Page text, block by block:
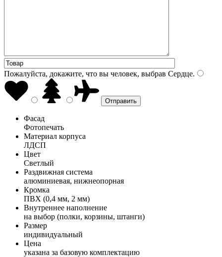
Пожалуйста, докажите, что вы человек, выбрав Сердце.
Фасад
Фотопечать
Материал корпуса
ЛДСП
Цвет
Светлый
Раздвижная система
алюминиевая, нижнеопорная
Кромка
ПВХ (0,4 мм, 2 мм)
Внутреннее наполнение
на выбор (полки, корзины, штанги)
Размер
индивидуальный
Цена
указана за базовую комплектацию